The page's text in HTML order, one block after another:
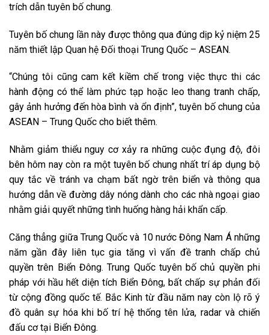
trích dẫn tuyên bố chung.
Tuyên bố chung lần này được thông qua đúng dịp kỷ niệm 25
năm thiết lập Quan hệ Đối thoại Trung Quốc – ASEAN.
“Chúng tôi cũng cam kết kiềm chế trong việc thực thi các
hành động có thể làm phức tạp hoặc leo thang tranh chấp,
gây ảnh hưởng đến hòa bình và ổn định”, tuyên bố chung của
ASEAN – Trung Quốc cho biết thêm.
Nhằm giảm thiểu nguy cơ xảy ra những cuộc đụng độ, đôi
bên hôm nay còn ra một tuyên bố chung nhất trí áp dụng bộ
quy tắc về tránh va chạm bất ngờ trên biển và thông qua
hướng dẫn về đường dây nóng dành cho các nhà ngoại giao
nhằm giải quyết những tình huống hàng hải khẩn cấp.
Căng thẳng giữa Trung Quốc và 10 nước Đông Nam Á những
năm gần đây liên tục gia tăng vì vấn đề tranh chấp chủ
quyền trên Biển Đông. Trung Quốc tuyên bố chủ quyền phi
pháp với hầu hết diện tích Biển Đông, bất chấp sự phản đối
từ cộng đồng quốc tế. Bắc Kinh từ đầu năm nay còn lộ rõ ý
đồ quân sự hóa khi bố trí hệ thống tên lửa, radar và chiến
đấu cơ tại Biển Đông.